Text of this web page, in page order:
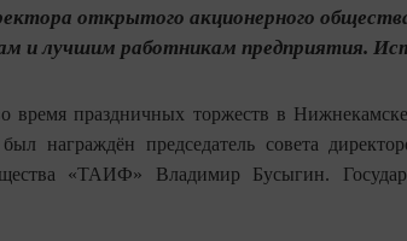
открытого акционерного
и лучшим работникам предприятия.
время праздничных торжеств в
награждён председатель совета
«ТАИФ» Владимир Бусыгин.